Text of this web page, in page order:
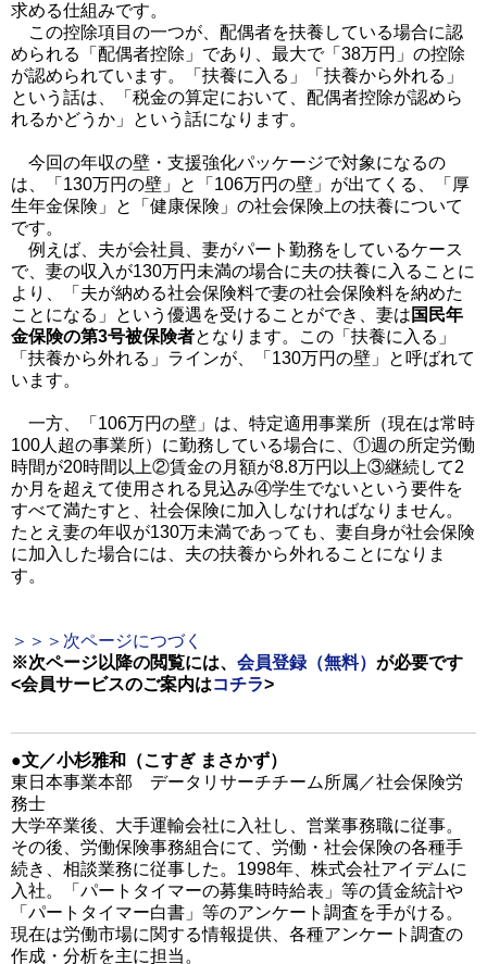
求める仕組みです。
この控除項目の一つが、配偶者を扶養している場合に認
められる「配偶者控除」であり、最大で「38万円」の控除
が認められています。「扶養に入る」「扶養から外れる」
という話は、「税金の算定において、配偶者控除が認めら
れるかどうか」という話になります。
今回の年収の壁・支援強化パッケージで対象になるの
は、「130万円の壁」と「106万円の壁」が出てくる、「厚
生年金保険」と「健康保険」の社会保険上の扶養について
です。
例えば、夫が会社員、妻がパート勤務をしているケース
で、妻の収入が130万円未満の場合に夫の扶養に入ることに
より、「夫が納める社会保険料で妻の社会保険料を納めた
ことになる」という優遇を受けることができ、妻は 国民年
金保険の第3号被保険者となります。この「扶養に入る」
「扶養から外れる」ラインが、「130万円の壁」と呼ばれて
います。
一方、「106万円の壁」は、特定適用事業所（現在は常時
100人超の事業所）に勤務している場合に、①週の所定労働
時間が20時間以上②賃金の月額が8.8万円以上③継続して2
か月を超えて使用される見込み④学生でないという要件を
すべて満たすと、社会保険に加入しなければなりません。
たとえ妻の年収が130万未満であっても、妻自身が社会保険
に加入した場合には、夫の扶養から外れることになりま
す。
＞＞＞次ページにつづく
※次ページ以降の閲覧には、 会員登録（無料） が必要です
<会員サービスのご案内はコチラ>
●文／小杉雅和（こすぎ まさかず）
東日本事業本部 データリサーチチーム所属／社会保険労
務士
大学卒業後、大手運輸会社に入社し、営業事務職に従事。
その後、労働保険事務組合にて、労働・社会保険の各種手
続き、相談業務に従事した。1998年、株式会社アイデムに
入社。「パートタイマーの募集時時給表」等の賃金統計や
「パートタイマー白書」等のアンケート調査を手がける。
現在は労働市場に関する情報提供、各種アンケート調査の
作成・分析を主に担当。